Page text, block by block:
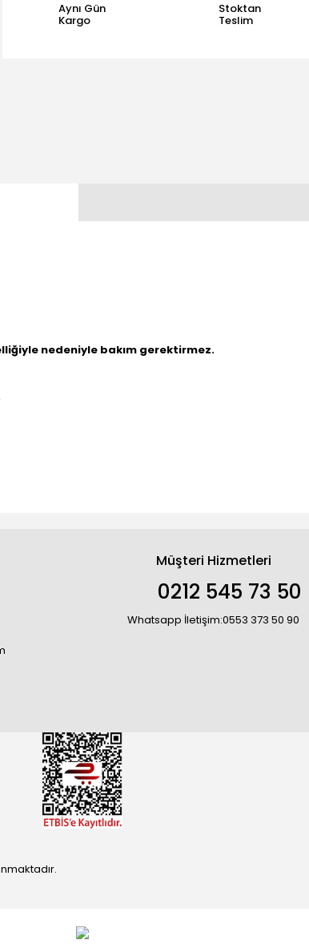
Aynı Gün
Kargo
Stoktan
Teslim
nedeniyle bakım gerektirmez.
Müşteri Hizmetleri
0212 545 73 50
Whatsapp İletişim:0553 373 50 90